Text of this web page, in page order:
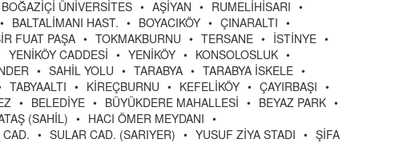
BOĞAZİÇİ ÜNİVERSİTES • AŞİYAN • RUMELİHİSARI •
• BALTALİMANI HAST. • BOYACIKÖY • ÇINARALTI •
FUAT PAŞA • TOKMAKBURNU • TERSANE • İSTİNYE •
YENİKÖY CADDESİ • YENİKÖY • KONSOLOSLUK •
• SAHİL YOLU • TARABYA • TARABYA İSKELE •
TABYAALTI • KİREÇBURNU • KEFELİKÖY • ÇAYIRBAŞI •
• BELEDİYE • BÜYÜKDERE MAHALLESİ • BEYAZ PARK •
(SAHİL) • HACI ÖMER MEYDANI •
• SULAR CAD. (SARIYER) • YUSUF ZİYA STADI • ŞİFA